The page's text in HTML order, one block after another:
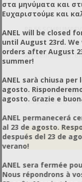
RP 55
Artikelnummer:
Άμεσο
για μικρότερη
με πλήκτρα
ανεξάρτητος από
στη χρήση.
Ισχυρότερος
120/200/230 Μεγ. Παραγωγικότητα * [p/h] : 0-300
Διαστάσεις
στα μηνύματα και
Ευχαριστούμε και
ANEL will be closed
until August 23rd.
orders after August
summer!
ANEL sarà chiusa
agosto.
agosto. Grazie e
ANEL permanecerá
al 23 de agosto.
después del 23 de
verano!
ANEL sera fermée
Nous répondrons à